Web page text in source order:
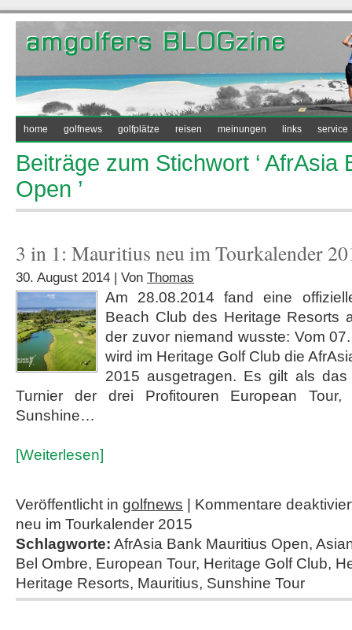
home golfnews golfplätze reisen meinungen links service
Beiträge zum Stichwort ‘ AfrAsia
Open ’
3 in 1: Mauritius neu im Tourkalender
30. August 2014 | Von Thomas
Am 28.08.2014 fand eine
Beach Club des Heritage Resorts
der zuvor niemand wusste: Vom
wird im Heritage Golf Club die
2015 ausgetragen. Es gilt als das
Turnier der drei Profitouren European Tour,
Sunshine…
[Weiterlesen]
Veröffentlicht in golfnews
Kommentare
neu im Tourkalender 2015
Schlagworte: AfrAsia Bank Mauritius Open,
Bel Ombre, European Tour, Heritage Golf Club,
Heritage Resorts, Mauritius, Sunshine Tour